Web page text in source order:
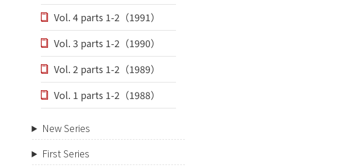
Vol. 4 parts 1-2（1991）
Vol. 3 parts 1-2（1990）
Vol. 2 parts 1-2（1989）
Vol. 1 parts 1-2（1988）
New Series
First Series